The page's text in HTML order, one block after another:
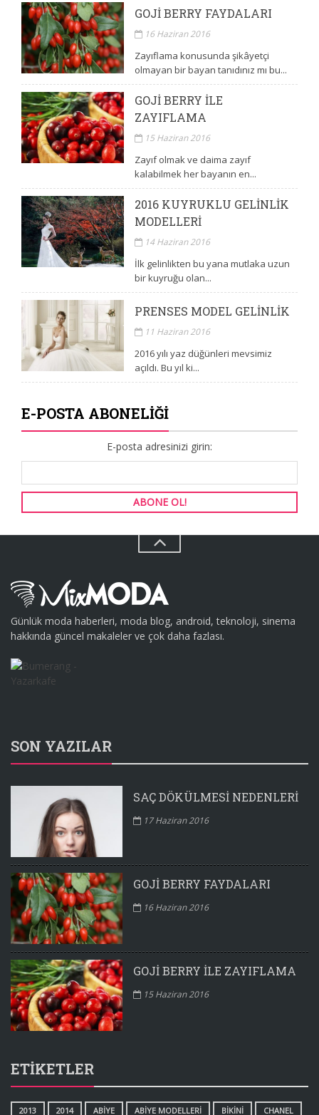
GOJI BERRY FAYDALARI
16 Haziran 2016
Zayıflama konusunda şikâyetçi
olmayan bir bayan tanıdınız mı bu...
GOJI BERRY ILE
ZAYIFLAMA
15 Haziran 2016
Zayıf olmak ve daima zayıf
kalabilmek her bayanın en...
2016 KUYRUKLU GELINLIK
MODELLERI
14 Haziran 2016
İlk gelinlikten bu yana mutlaka uzun
bir kuyruğu olan...
PRENSES MODEL GELINLIK
11 Haziran 2016
2016 yılı yaz düğünleri mevsimiz
açıldı. Bu yıl ki...
E-POSTA ABONELIĞI
E-posta adresinizi girin:
Günlük moda haberleri, moda blog, android, teknoloji, sinema
hakkında güncel makaleler ve çok daha fazlası.
SON YAZILAR
SAÇ DÖKÜLMESI NEDENLERI
17 Haziran 2016
GOJI BERRY FAYDALARI
16 Haziran 2016
GOJI BERRY ILE ZAYIFLAMA
15 Haziran 2016
ETIKETLER
2013 2014 ABIYE ABIYE MODELLERI BIKINI CHANEL